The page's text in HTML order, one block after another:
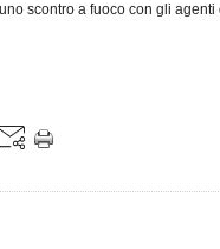
scontro a fuoco con gli agenti